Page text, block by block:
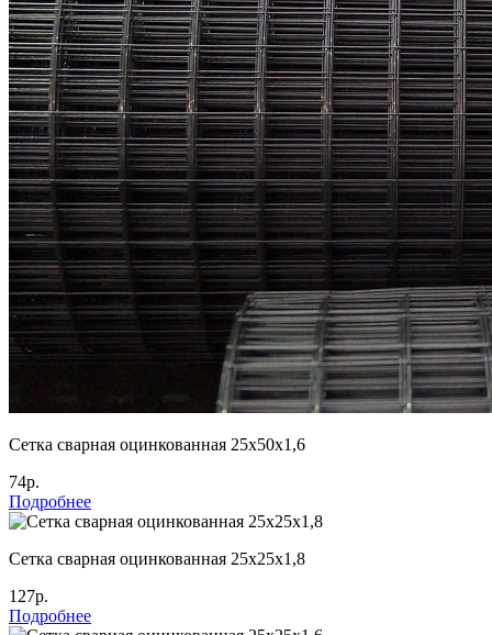
Сетка сварная оцинкованная 25х50х1,6
74р.
Подробнее
Сетка сварная оцинкованная 25х25х1,8
127р.
Подробнее